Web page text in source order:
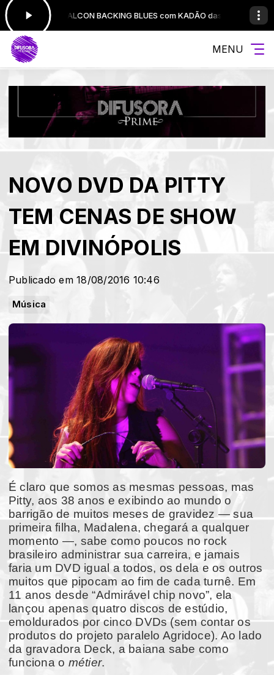
STEFANS FALCON BACKING BLUES com KADÃO das 20:00 às
MENU
NOVO DVD DA PITTY
TEM CENAS DE SHOW
EM DIVINÓPOLIS
Publicado em 18/08/2016 10:46
Música
É claro que somos as mesmas pessoas, mas
Pitty, aos 38 anos e exibindo ao mundo o
barrigão de muitos meses de gravidez — sua
primeira filha, Madalena, chegará a qualquer
momento —, sabe como poucos no rock
brasileiro administrar sua carreira, e jamais
faria um DVD igual a todos, os dela e os outros
muitos que pipocam ao fim de cada turnê. Em
11 anos desde “Admirável chip novo”, ela
lançou apenas quatro discos de estúdio,
emoldurados por cinco DVDs (sem contar os
produtos do projeto paralelo Agridoce). Ao lado
da gravadora Deck, a baiana sabe como
funciona o métier.